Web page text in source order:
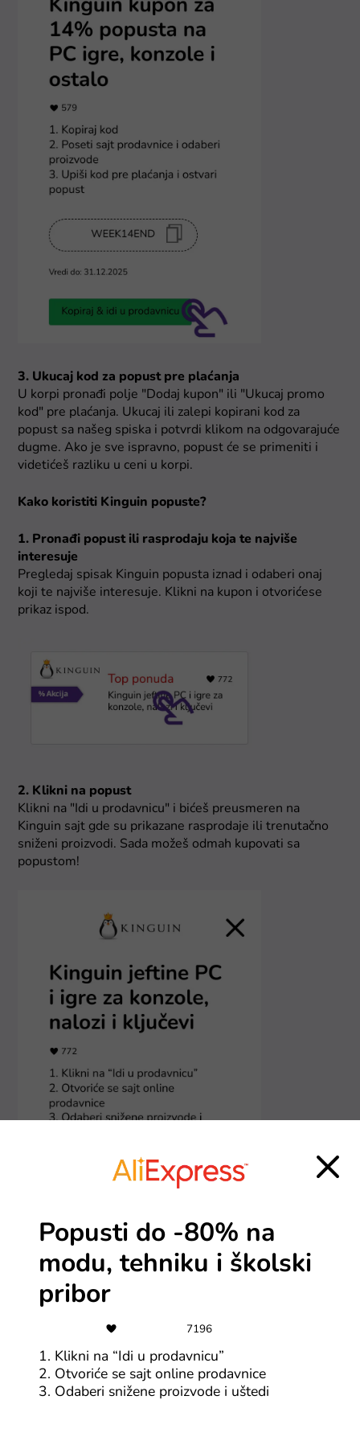
3. Ukucaj kod za popust pre plaćanja
U korpi pronađi polje "Dodaj kupon" ili "Ukucaj promo
kod" pre plaćanja. Ukucaj ili zalepi kopirani kod za
popust sa našeg spiska i potvrdi klikom na odgovarajuće
dugme. Ako je sve ispravno, popust će se primeniti i
videtićeš razliku u ceni u korpi.
Kako koristiti Kinguin popuste?
1. Pronađi popust ili rasprodaju koja te najviše
interesuje
Pregledaj spisak Kinguin popusta iznad i odaberi onaj
koji te najviše interesuje. Klikni na kupon i otvorićese
prikaz ispod.
2. Klikni na popust
Klikni na "Idi u prodavnicu" i bićeš preusmeren na
Kinguin sajt gde su prikazane rasprodaje ili trenutačno
sniženi proizvodi. Sada možeš odmah kupovati sa
popustom!
Više o Kinguin
Popusti do -80% na
modu, tehniku i školski
pribor
7196
1. Klikni na “Idi u prodavnicu”
2. Otvoriće se sajt online prodavnice
3. Odaberi snižene proizvode i uštedi